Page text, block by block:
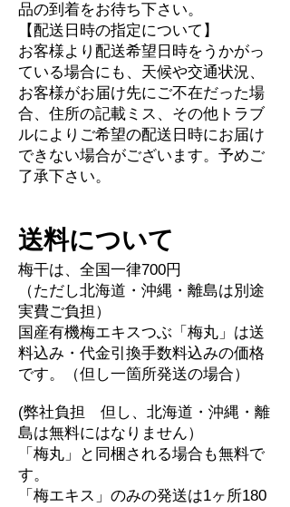
品の到着をお待ち下さい。
【配送日時の指定について】
お客様より配送希望日時をうかがっ
ている場合にも、天候や交通状況、
お客様がお届け先にご不在だった場
合、住所の記載ミス、その他トラブ
ルによりご希望の配送日時にお届け
できない場合がございます。予めご
了承下さい。
送料について
梅干は、全国一律700円
（ただし北海道・沖縄・離島は別途
実費ご負担）
国産有機梅エキスつぶ「梅丸」は送
料込み・代金引換手数料込みの価格
です。（但し一箇所発送の場合）
(弊社負担 但し、北海道・沖縄・離
島は無料にはなりません）
「梅丸」と同梱される場合も無料で
す。
「梅エキス」のみの発送は1ヶ所180